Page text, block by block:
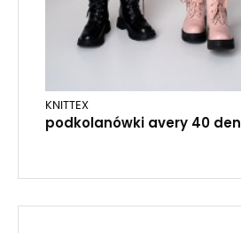
KNITTEX
podkolanówki avery 40 den